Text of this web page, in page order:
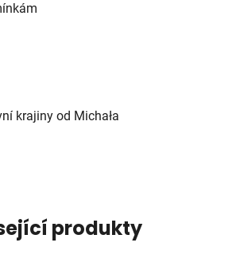
krajiny od Michała
produkty